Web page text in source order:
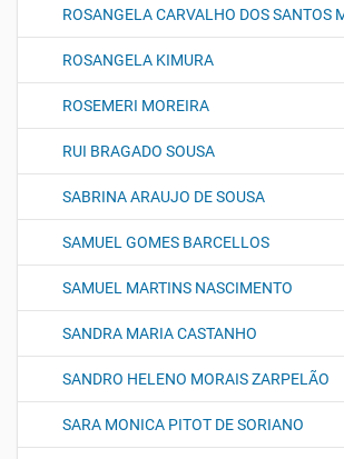
ROSANGELA CARVALHO DOS SANTOS
ROSANGELA KIMURA
ROSEMERI MOREIRA
RUI BRAGADO SOUSA
SABRINA ARAUJO DE SOUSA
SAMUEL GOMES BARCELLOS
SAMUEL MARTINS NASCIMENTO
SANDRA MARIA CASTANHO
SANDRO HELENO MORAIS ZARPELÃO
SARA MONICA PITOT DE SORIANO